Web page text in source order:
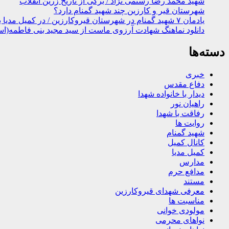
شهرستان قیر و کارزین چند شهید گمنام دارد؟
یادمان ۷ شهید گمنام در شهرستان قیروکارزین / در کمیل مدیا ببینید
دانلود نماهنگ شهادت آرزوی ماست از سید مجید بنی
دسته‌ها
خبری
دفاع مقدس
دیدار با خانواده شهدا
راهیان نور
رفاقت با شهدا
روایت ها
شهید گمنام
کانال کمیل
کمیل مدیا
مدارس
مدافع حرم
مستند
معرفی شهدای قیروکارزین
مناسبت ها
مولودی خوانی
نواهای محرمی